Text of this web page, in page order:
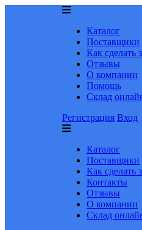
Каталог
Поставщики
Как сделать
Отзывы
О компании
Помощь
Склад
Регистрация Вход
Каталог
Поставщики
Как сделать
Контакты
Отзывы
О компании
Склад